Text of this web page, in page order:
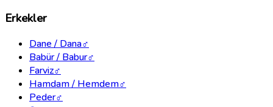
Erkekler
Dane / Dana♂
Babür / Babur♂
Farviz♂
Hamdam / Hemdem♂
Peder♂